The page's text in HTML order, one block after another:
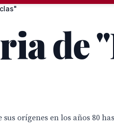
de
orígenes en los años 80